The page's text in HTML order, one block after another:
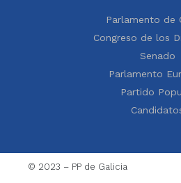
Parlamento de
Congreso de los
Senado
Parlamento
Partido
© 2023 – PP de Galicia